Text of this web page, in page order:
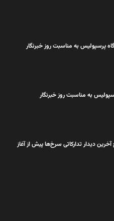
پرسپولیس به مناسبت روز خبرنگار
به مناسبت روز خبرنگار
دیدار تدارکاتی سرخ‌ها پیش از آغاز